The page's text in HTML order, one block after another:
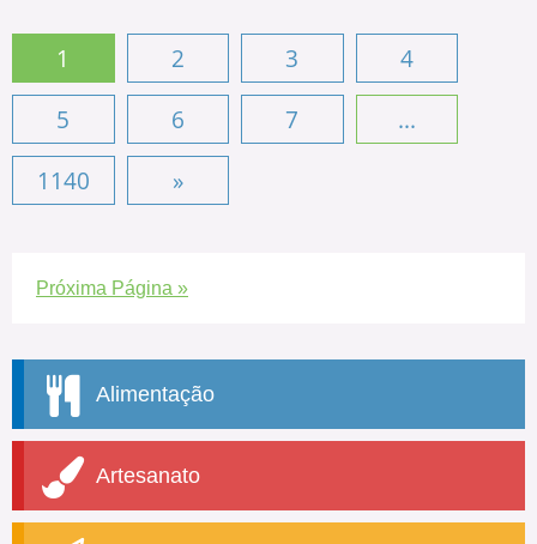
1 2 3
4
5
6 7
...
1140
»
Próxima Página »
Alimentação
Artesanato